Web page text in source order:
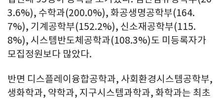
3.6%), 수학과(200.0%), 화공생명공학부(164.
7%), 기계공학부(152.2%), 신소재공학부(115.
8%), 시스템반도체공학과(108.3%)도 미등록자가
모집정원보다 많았다.
반면 디스플레이융합공학과, 사회환경시스템공학부,
생화학과, 약학과, 지구시스템과학과, 화학과는 최초